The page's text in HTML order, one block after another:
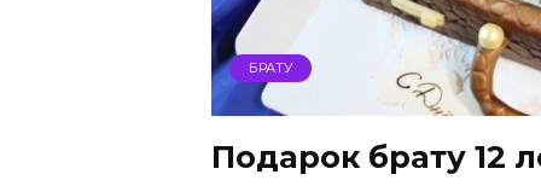
БРАТУ
Подарок брату 12